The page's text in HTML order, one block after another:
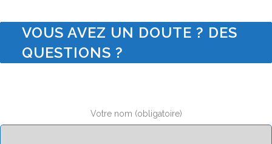
VOUS AVEZ UN DOUTE ? DES
QUESTIONS ?
Votre nom (obligatoire)